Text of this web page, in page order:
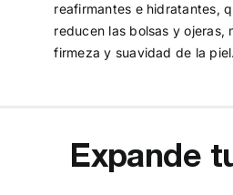
reafirmantes e hidratantes,
reducen las bolsas y ojeras,
firmeza y suavidad de la piel.
Expande